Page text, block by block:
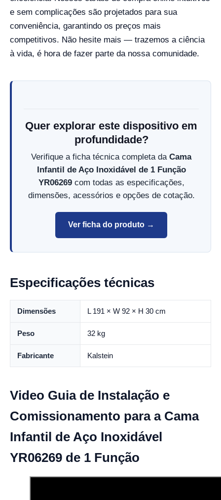
e sem complicações são projetados para sua
conveniência, garantindo os preços mais
competitivos. Não hesite mais — trazemos a ciência
à vida, é hora de fazer parte da nossa comunidade.
Quer explorar este dispositivo em
profundidade?
Verifique a ficha técnica completa da Cama
Infantil de Aço Inoxidável de 1 Função
YR06269com todas as especificações,
dimensões, acessórios e opções de cotação.
Ver ficha do produto →
Especificações técnicas
Dimensões L 191 × W 92 × H 30 cm
Peso 32 kg
Fabricante Kalstein
Video Guia de Instalação e
Comissionamento para a Cama
Infantil de Aço Inoxidável
YR06269 de 1 Função